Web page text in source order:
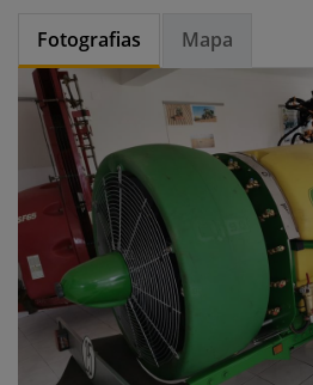
Fotografias Mapa